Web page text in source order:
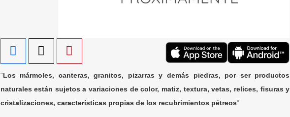
"Los mármoles, canteras, granitos, pizarras y demás piedras, por ser productos
naturales están sujetos a variaciones de color, matiz, textura, vetas, relices, fisuras y
cristalizaciones, características propias de los recubrimientos pétreos"